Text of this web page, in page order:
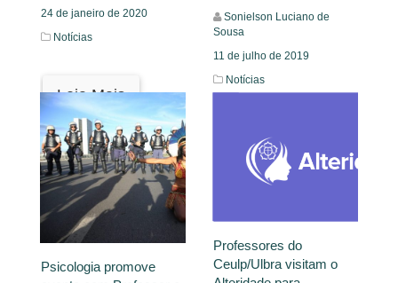
24 de janeiro de 2020
Notícias
Leia Mais
Sonielson Luciano de
Sousa
11 de julho de 2019
Notícias
Leia Mais
Psicologia promove
Professores do
Ceulp/Ulbra visitam o